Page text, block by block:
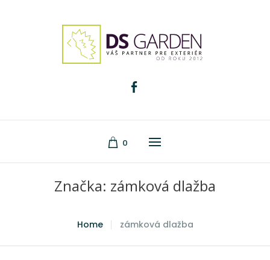
0
Značka: zámková dlažba
Home zámková dlažba